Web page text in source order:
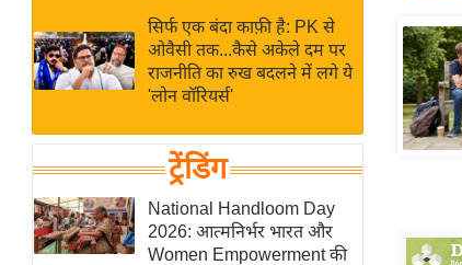
News in
Hindi
News
Hindi
Videos
विशेषज्ञ
राय
खेल
क्रिकेट
IPL
2026
सिर्फ एक बंदा काफ़ी है: PK से
ओवैसी तक...कैसे अकेले दम पर
राजनीति का रुख बदलने में लगे ये
'लोन वॉरियर्स'
ट्रेंडिंग
National Handloom Day
2026: आत्मनिर्भर भारत और
Women Empowerment की